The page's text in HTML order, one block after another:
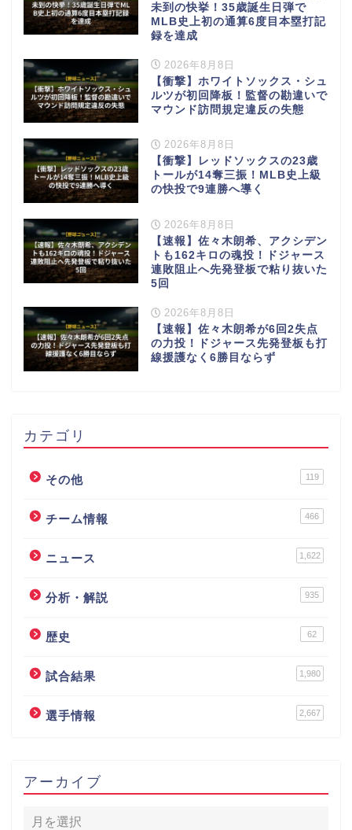
未到の快挙！35歳誕生日弾で
MLB史上初の通算6度目本塁打記
録を達成
2026年8月8日
【衝撃】ホワイトソックス・シュ
ルツが初回降板！監督の勘違いで
マウンド訪問規定違反の失態
2026年8月8日
【衝撃】レッドソックスの23歳
トールが14奪三振！MLB史上級
の快投で9連勝へ導く
2026年8月8日
【速報】佐々木朗希、アクシデン
トも162キロの魂投！ドジャース
連敗阻止へ先発登板で粘り抜いた
5回
2026年8月8日
【速報】佐々木朗希が6回2失点
の力投！ドジャース先発登板も打
線援護なく6勝目ならず
カテゴリ
その他 119
チーム情報 466
ニュース 1,622
分析・解説 935
歴史 62
試合結果 1,980
選手情報 2,667
アーカイブ